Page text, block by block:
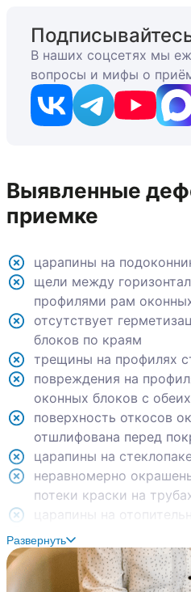
В наших соцсетях мы
вопросы и мифы о
Выявленные
приемке
царапины на
щели между
профилями рам
отсутствует
блоков по краям
трещины на профилях
повреждения на
оконных блоков с
поверхность откосов
отшлифована перед
царапины на
неравномерно
потеки краски на
царапины на
неплотное прилегание
выключателей света к
отсутствует схема в
Развернуть